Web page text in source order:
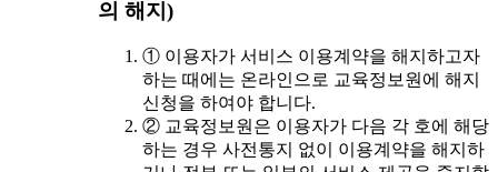
의 해지)
① 이용자가 서비스 이용계약을 해지하고자
하는 때에는 온라인으로 교육정보원에 해지
신청을 하여야 합니다.
② 교육정보원은 이용자가 다음 각 호에 해당
하는 경우 사전통지 없이 이용계약을 해지하